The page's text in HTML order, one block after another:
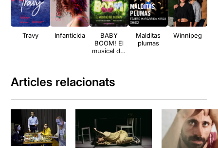
Travy Infanticida
BABY
BOOM! El
musical del
Malditas
plumas
Winnipeg
Articles relacionats